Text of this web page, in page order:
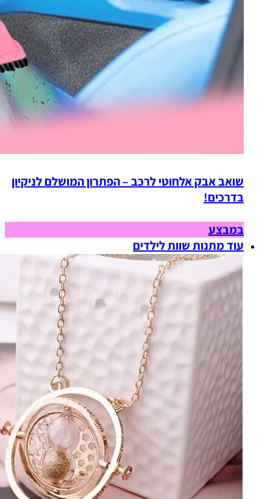
שואב אבק אלחוטי לרכב – הפתרון המושלם לניקיון
בדרכים!
במבצע
עוד מתנות שוות לילדים